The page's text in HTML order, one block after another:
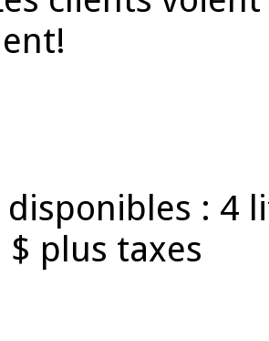
disponibles :
plus taxes